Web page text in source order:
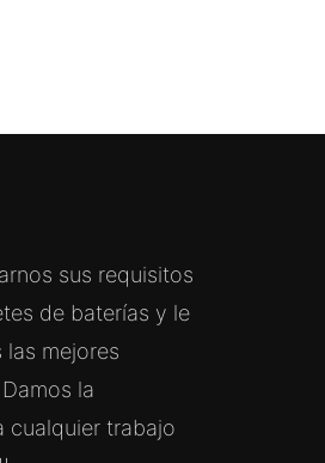
sus requisitos
de baterías y le
las mejores
la
cualquier trabajo